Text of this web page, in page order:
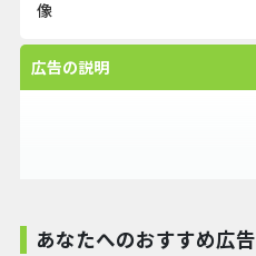
像
広告の説明
あなたへのおすすめ広告